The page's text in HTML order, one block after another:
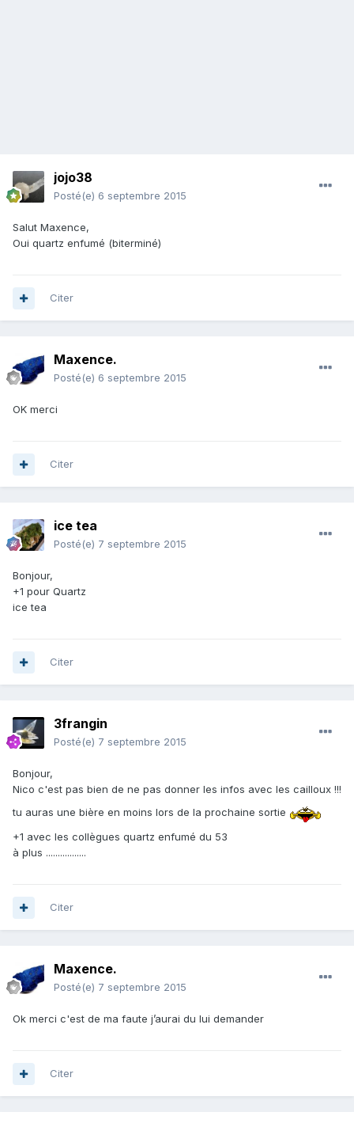
jojo38
Posté(e) 6 septembre 2015
Salut Maxence,
Oui quartz enfumé (biterminé)
Citer
Maxence.
Posté(e) 6 septembre 2015
OK merci
Citer
ice tea
Posté(e) 7 septembre 2015
Bonjour,
+1 pour Quartz
ice tea
Citer
3frangin
Posté(e) 7 septembre 2015
Bonjour,
Nico c'est pas bien de ne pas donner les infos avec les cailloux !!!
tu auras une bière en moins lors de la prochaine sortie
+1 avec les collègues quartz enfumé du 53
à plus .................
Citer
Maxence.
Posté(e) 7 septembre 2015
Ok merci c'est de ma faute j’aurai du lui demander
Citer